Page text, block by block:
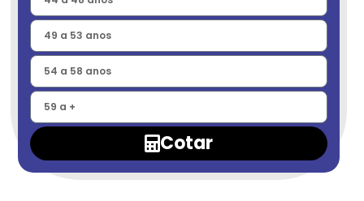
Cotar